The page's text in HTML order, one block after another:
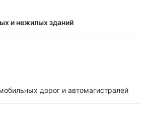
и нежилых зданий
дорог и автомагистралей